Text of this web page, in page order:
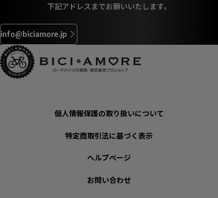
下記アドレスまでお願いいたします。
info@biciamore.jp
個人情報保護の取り扱いについて
特定商取引法に基づく表示
ヘルプページ
お問い合わせ